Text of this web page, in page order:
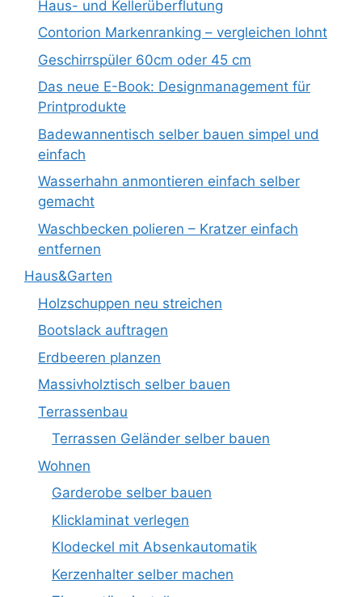
Haus- und Kellerüberflutung
Contorion Markenranking – vergleichen lohnt
Geschirrspüler 60cm oder 45 cm
Das neue E-Book: Designmanagement für
Printprodukte
Badewannentisch selber bauen simpel und
einfach
Wasserhahn anmontieren einfach selber
gemacht
Waschbecken polieren – Kratzer einfach
entfernen
Haus&Garten
Holzschuppen neu streichen
Bootslack auftragen
Erdbeeren planzen
Massivholztisch selber bauen
Terrassenbau
Terrassen Geländer selber bauen
Wohnen
Garderobe selber bauen
Klicklaminat verlegen
Klodeckel mit Absenkautomatik
Kerzenhalter selber machen